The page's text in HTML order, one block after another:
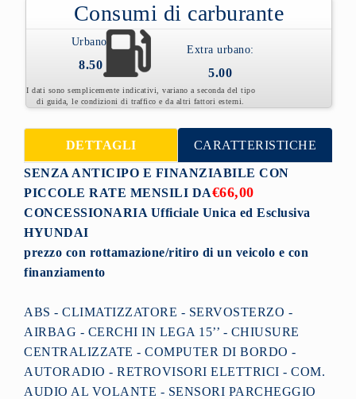
Consumi di carburante
Urbano:
8.50
Extra urbano:
5.00
I dati sono semplicemente indicativi, variano a seconda del tipo
di guida, le condizioni di traffico e da altri fattori esterni.
DETTAGLI CARATTERISTICHE
SENZA ANTICIPO E FINANZIABILE CON
PICCOLE RATE MENSILI DA€66,00
CONCESSIONARIA Ufficiale Unica ed Esclusiva
HYUNDAI
prezzo con rottamazione/ritiro di un veicolo e con
finanziamento
ABS - CLIMATIZZATORE - SERVOSTERZO -
AIRBAG - CERCHI IN LEGA 15’’ - CHIUSURE
CENTRALIZZATE - COMPUTER DI BORDO -
AUTORADIO - RETROVISORI ELETTRICI - COM.
AUDIO AL VOLANTE - SENSORI PARCHEGGIO